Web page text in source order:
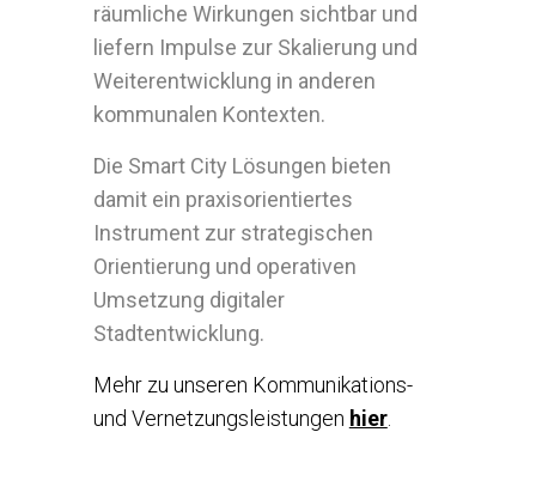
räumliche Wirkungen sichtbar und
liefern Impulse zur Skalierung und
Weiterentwicklung in anderen
kommunalen Kontexten.
Die Smart City Lösungen bieten
damit ein praxisorientiertes
Instrument zur strategischen
Orientierung und operativen
Umsetzung digitaler
Stadtentwicklung.
Mehr zu unseren Kommunikations-
und Vernetzungsleistungen hier.